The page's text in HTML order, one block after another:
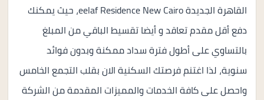
القاهرة الجديدة eelaf Residence New Cairo، حيث يمكنك
دفع أقل مقدم تعاقد و أيضا تقسيط الباقي من المبلغ
بالتساوي على أطول فترة سداد ممكنة وبدون فوائد
سنوية، لذا اغتنم فرصتك السكنية الان بقلب التجمع الخامس
واحصل على كافة الخدمات والمميزات المقدمة من الشركة